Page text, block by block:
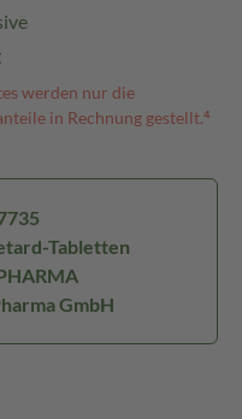
werden nur die
in Rechnung gestellt.⁴
Tabletten
GmbH